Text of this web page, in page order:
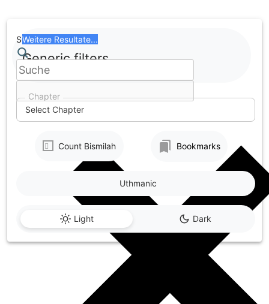
to
content
Chapter
Select Chapter
Search
Weitere Resultate...
Generic filters
Count Bismilah Bookmarks
Light Dark
Uthmanic